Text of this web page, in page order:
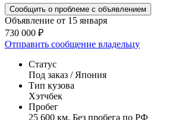
Сообщить о проблеме с объявлением
Объявление от 15 января
730 000 ₽
Отправить сообщение владельцу
Статус
Под заказ / Япония
Тип кузова
Хэтчбек
Пробег
25 600 км, Без пробега по РФ